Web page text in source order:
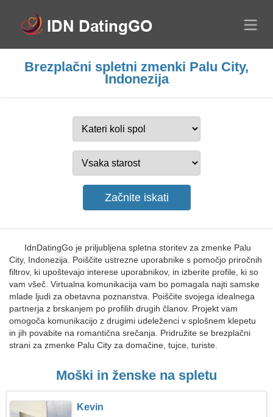
Brezplačni spletni zmenki Palu City,
Indonezija
IdnDatingGo je priljubljena spletna storitev za zmenke Palu
City, Indonezija. Poiščite ustrezne uporabnike s pomočjo priročnih
filtrov, ki upoštevajo interese uporabnikov, in izberite profile, ki so
vam všeč. Virtualna komunikacija vam bo pomagala najti samske
mlade ljudi za obetavna poznanstva. Poiščite svojega idealnega
partnerja z brskanjem po profilih drugih članov. Projekt vam
omogoča komunikacijo z drugimi udeleženci v splošnem klepetu
in jih povabite na romantična srečanja. Pridružite se brezplačni
strani za zmenke Palu City za domačine, tujce, turiste.
Moški in ženske na spletu
Kevin